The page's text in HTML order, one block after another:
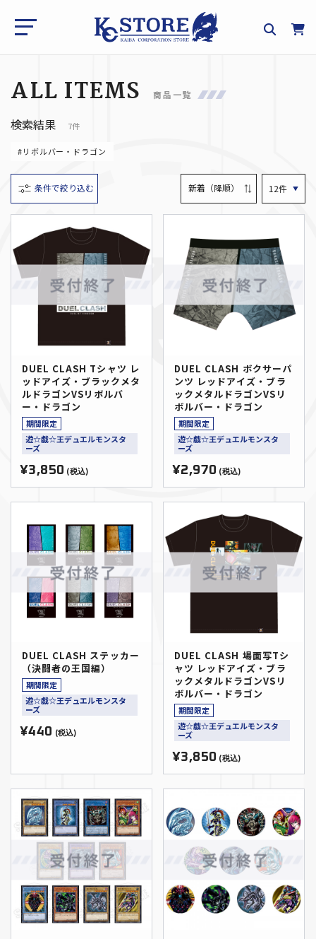
ALL ITEMS 商品一覧
検索結果 7件
#リボルバー・ドラゴン
条件で絞り込む
DUEL CLASH Tシャツ レ
ッドアイズ・ブラックメタ
ルドラゴンVSリボルバ
ー・ドラゴン
期間限定
遊☆戯☆王デュエルモンスタ
ーズ
¥3,850 (税込)
DUEL CLASH ボクサーパ
ンツ レッドアイズ・ブラ
ックメタルドラゴンVSリ
ボルバー・ドラゴン
期間限定
遊☆戯☆王デュエルモンスタ
ーズ
¥2,970 (税込)
DUEL CLASH ステッカー
（決闘者の王国編）
期間限定
遊☆戯☆王デュエルモンスタ
ーズ
¥440 (税込)
DUEL CLASH 場面写Tシ
ャツ レッドアイズ・ブラ
ックメタルドラゴンVSリ
ボルバー・ドラゴン
期間限定
遊☆戯☆王デュエルモンスタ
ーズ
¥3,850 (税込)